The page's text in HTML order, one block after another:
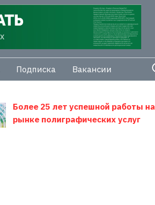
Подписка Вакансии
Более 25 лет успешной работы на
рынке полиграфических услуг